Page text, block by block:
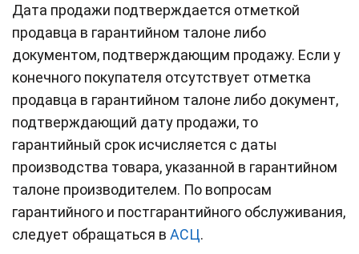
Дата продажи подтверждается отметкой
продавца в гарантийном талоне либо
документом, подтверждающим продажу. Если у
конечного покупателя отсутствует отметка
продавца в гарантийном талоне либо документ,
подтверждающий дату продажи, то
гарантийный срок исчисляется с даты
производства товара, указанной в гарантийном
талоне производителем. По вопросам
гарантийного и постгарантийного обслуживания,
следует обращаться в АСЦ.